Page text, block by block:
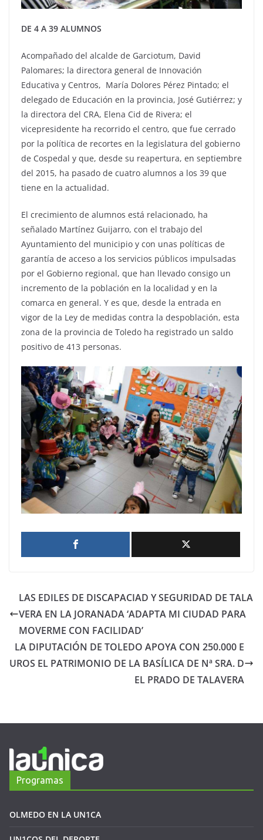
DE 4 A 39 ALUMNOS
Acompañado del alcalde de Garciotum, David
Palomares; la directora general de Innovación
Educativa y Centros, María Dolores Pérez Pintado; el
delegado de Educación en la provincia, José Gutiérrez; y
la directora del CRA, Elena Cid de Rivera; el
vicepresidente ha recorrido el centro, que fue cerrado
por la política de recortes en la legislatura del gobierno
de Cospedal y que, desde su reapertura, en septiembre
del 2015, ha pasado de cuatro alumnos a los 39 que
tiene en la actualidad.
El crecimiento de alumnos está relacionado, ha
señalado Martínez Guijarro, con el trabajo del
Ayuntamiento del municipio y con unas políticas de
garantía de acceso a los servicios públicos impulsadas
por el Gobierno regional, que han llevado consigo un
incremento de la población en la localidad y en la
comarca en general. Y es que, desde la entrada en
vigor de la Ley de medidas contra la despoblación, esta
zona de la provincia de Toledo ha registrado un saldo
positivo de 413 personas.
LAS EDILES DE DISCAPACIAD Y SEGURIDAD DE TALA
VERA EN LA JORANADA ‘ADAPTA MI CIUDAD PARA
MOVERME CON FACILIDAD’
LA DIPUTACIÓN DE TOLEDO APOYA CON 250.000 E
UROS EL PATRIMONIO DE LA BASÍLICA DE Nª SRA. D
EL PRADO DE TALAVERA
Programas
OLMEDO EN LA UN1CA